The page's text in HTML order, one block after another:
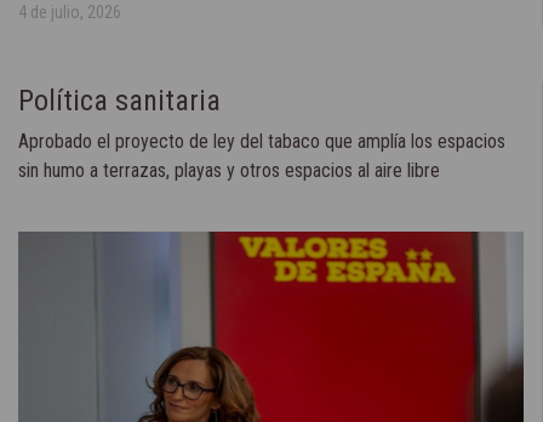
4 de julio, 2026
Política sanitaria
Aprobado el proyecto de ley del tabaco que amplía los espacios
sin humo a terrazas, playas y otros espacios al aire libre